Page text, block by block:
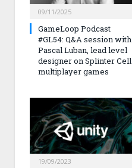
09/11/2025
GameLoop Podcast
#GL54: Q&A session with
Pascal Luban, lead level
designer on Splinter Cell
multiplayer games
19/09/2023